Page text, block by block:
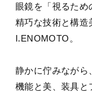
眼鏡を「視るため
精巧な技術と構造
I.ENOMOTO。
静かに佇みながら
機能と美、装具と